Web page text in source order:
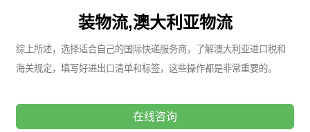
装物流,澳大利亚物流
综上所述，选择适合自己的国际快递服务商，了解澳大利亚进口税和
海关规定，填写好进出口清单和标签，这些操作都是非常重要的。
在线咨询